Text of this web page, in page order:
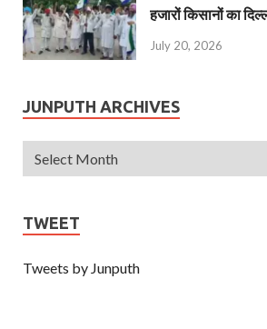
हजारों किसानों का
July 20, 2026
JUNPUTH ARCHIVES
TWEET
Tweets by Junputh